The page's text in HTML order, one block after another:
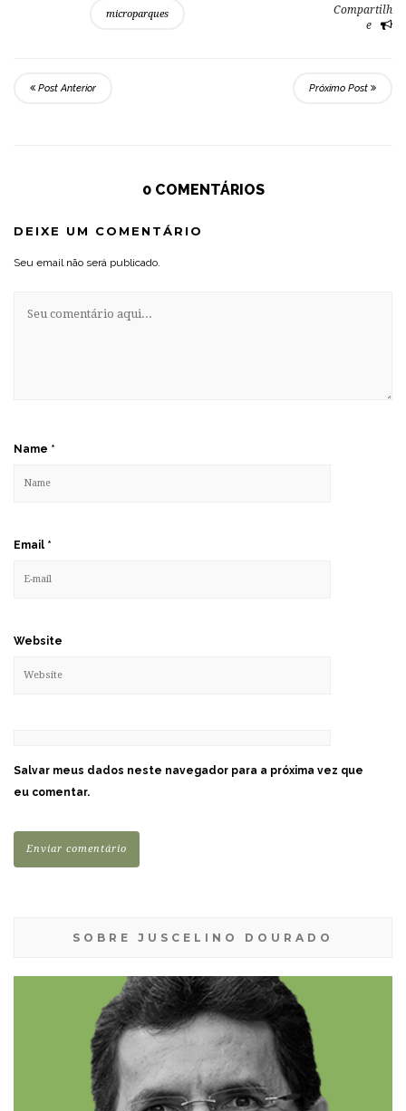
microparques
Compartilh
e
Post Anterior Próximo Post
0 COMENTÁRIOS
DEIXE UM COMENTÁRIO
Seu email não será publicado.
Name *
Email *
Website
Salvar meus dados neste navegador para a próxima vez que
eu comentar.
SOBRE JUSCELINO DOURADO